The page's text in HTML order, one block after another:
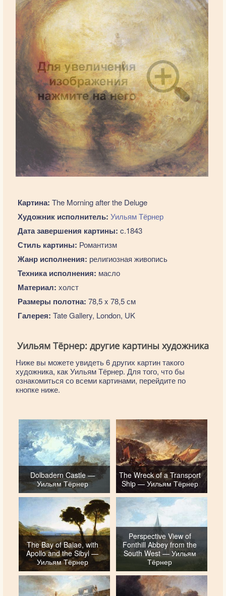
Картина: The Morning after the Deluge
Художник исполнитель: Уильям Тёрнер
Дата завершения картины: c.1843
Стиль картины: Романтизм
Жанр исполнения: религиозная живопись
Техника исполнения: масло
Материал: холст
Размеры полотна: 78,5 x 78,5 см
Галерея: Tate Gallery, London, UK
Уильям Тёрнер: другие картины художника
Ниже вы можете увидеть 6 других картин такого
художника, как Уильям Тёрнер. Для того, что бы
ознакомиться со всеми картинами, перейдите по
кнопке ниже.
Dolbadern Castle —
Уильям Тёрнер
The Wreck of a Transport
Ship — Уильям Тёрнер
The Bay of Baiae, with
Apollo and the Sibyl —
Уильям Тёрнер
Perspective View of
Fonthill Abbey from the
South West — Уильям
Тёрнер